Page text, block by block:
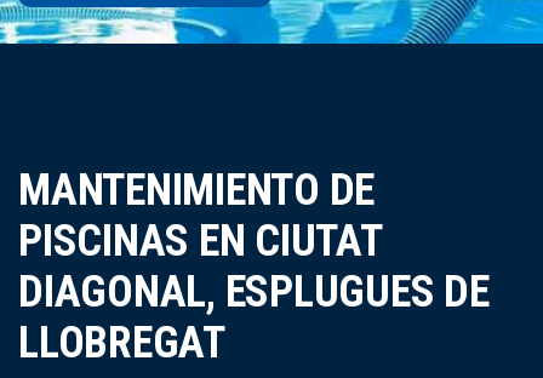
MANTENIMIENTO DE
PISCINAS EN CIUTAT
DIAGONAL, ESPLUGUES DE
LLOBREGAT